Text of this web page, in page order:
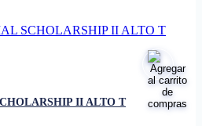
II ALTO T